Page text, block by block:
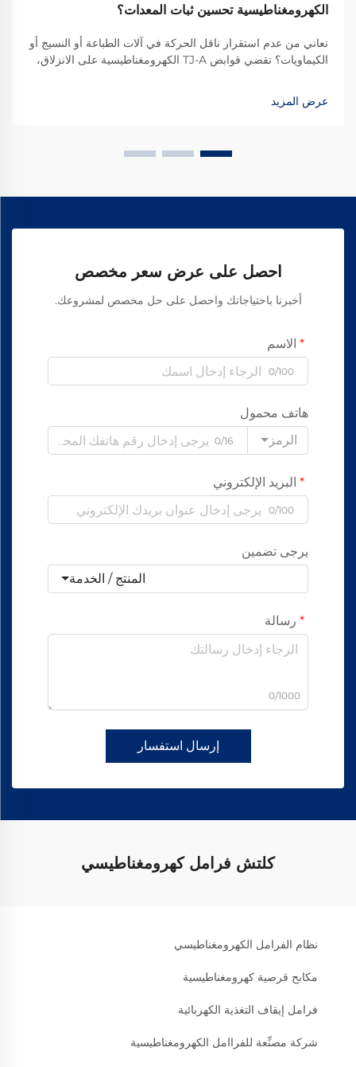
الكهرومغناطيسية تحسين ثبات المعدات؟
تعاني من عدم استقرار ناقل الحركة في آلات الطباعة أو النسيج أو
الكيماويات؟ تقضي قوابض TJ-A الكهرومغناطيسية على الانزلاق،
اكتشف كيف تحقق الشركات المصنعة الرائدة عالميًا موثوقية بنسبة
99.8٪ — طلب ورقة المواصفات اليوم.
عرض المزيد
احصل على عرض سعر مخصص
أخبرنا باحتياجاتك واحصل على حل مخصص لمشروعك.
الاسم
0/100
هاتف محمول
الرمز
0/16
البريد الإلكتروني
0/100
يرجى تضمين
المنتج / الخدمة
رسالة
0/1000
إرسال استفسار
كلتش فرامل كهرومغناطيسي
نظام الفرامل الكهرومغناطيسي
مكابح قرصية كهرومغناطيسية
فرامل إيقاف التغذية الكهربائية
شركة مصنِّعة للفراامل الكهرومغناطيسية